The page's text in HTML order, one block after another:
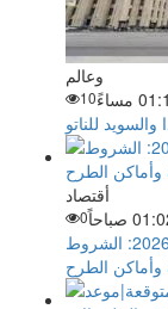
وعالم
10
للناتو
أقتصاد
0
اكتشف كيفية حجز شقق الإسكان الإيجاري 2026: الشروط
وأماكن الطرح